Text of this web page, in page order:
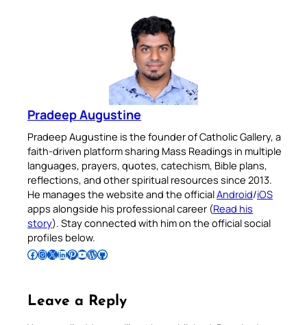
Pradeep Augustine
Pradeep Augustine is the founder of Catholic Gallery, a
faith-driven platform sharing Mass Readings in multiple
languages, prayers, quotes, catechism, Bible plans,
reflections, and other spiritual resources since 2013.
He manages the website and the officialAndroid/iOS
apps alongside his professional career (Read his
story). Stay connected with him on the official social
profiles below.
Follow Pradeep on Facebook Follow Pradeep on InstagramFollow Pradeep on X Follow Pradeep on LinkedIn Follow Pradeep on Pinterest Subscribe to Pradeep’s Youtube Channel Follow Pradeep on WordPress Follow Pradeep on GitHub
Leave a Reply